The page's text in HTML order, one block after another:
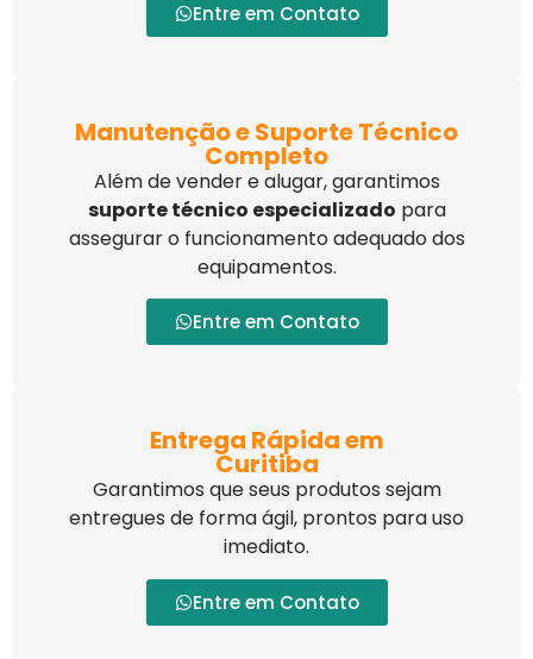
Entre em Contato
Manutenção e Suporte Técnico
Completo
Além de vender e alugar, garantimos
suporte técnico especializado para
assegurar o funcionamento adequado dos
equipamentos.
Entre em Contato
Entrega Rápida em
Curitiba
Garantimos que seus produtos sejam
entregues de forma ágil, prontos para uso
imediato.
Entre em Contato